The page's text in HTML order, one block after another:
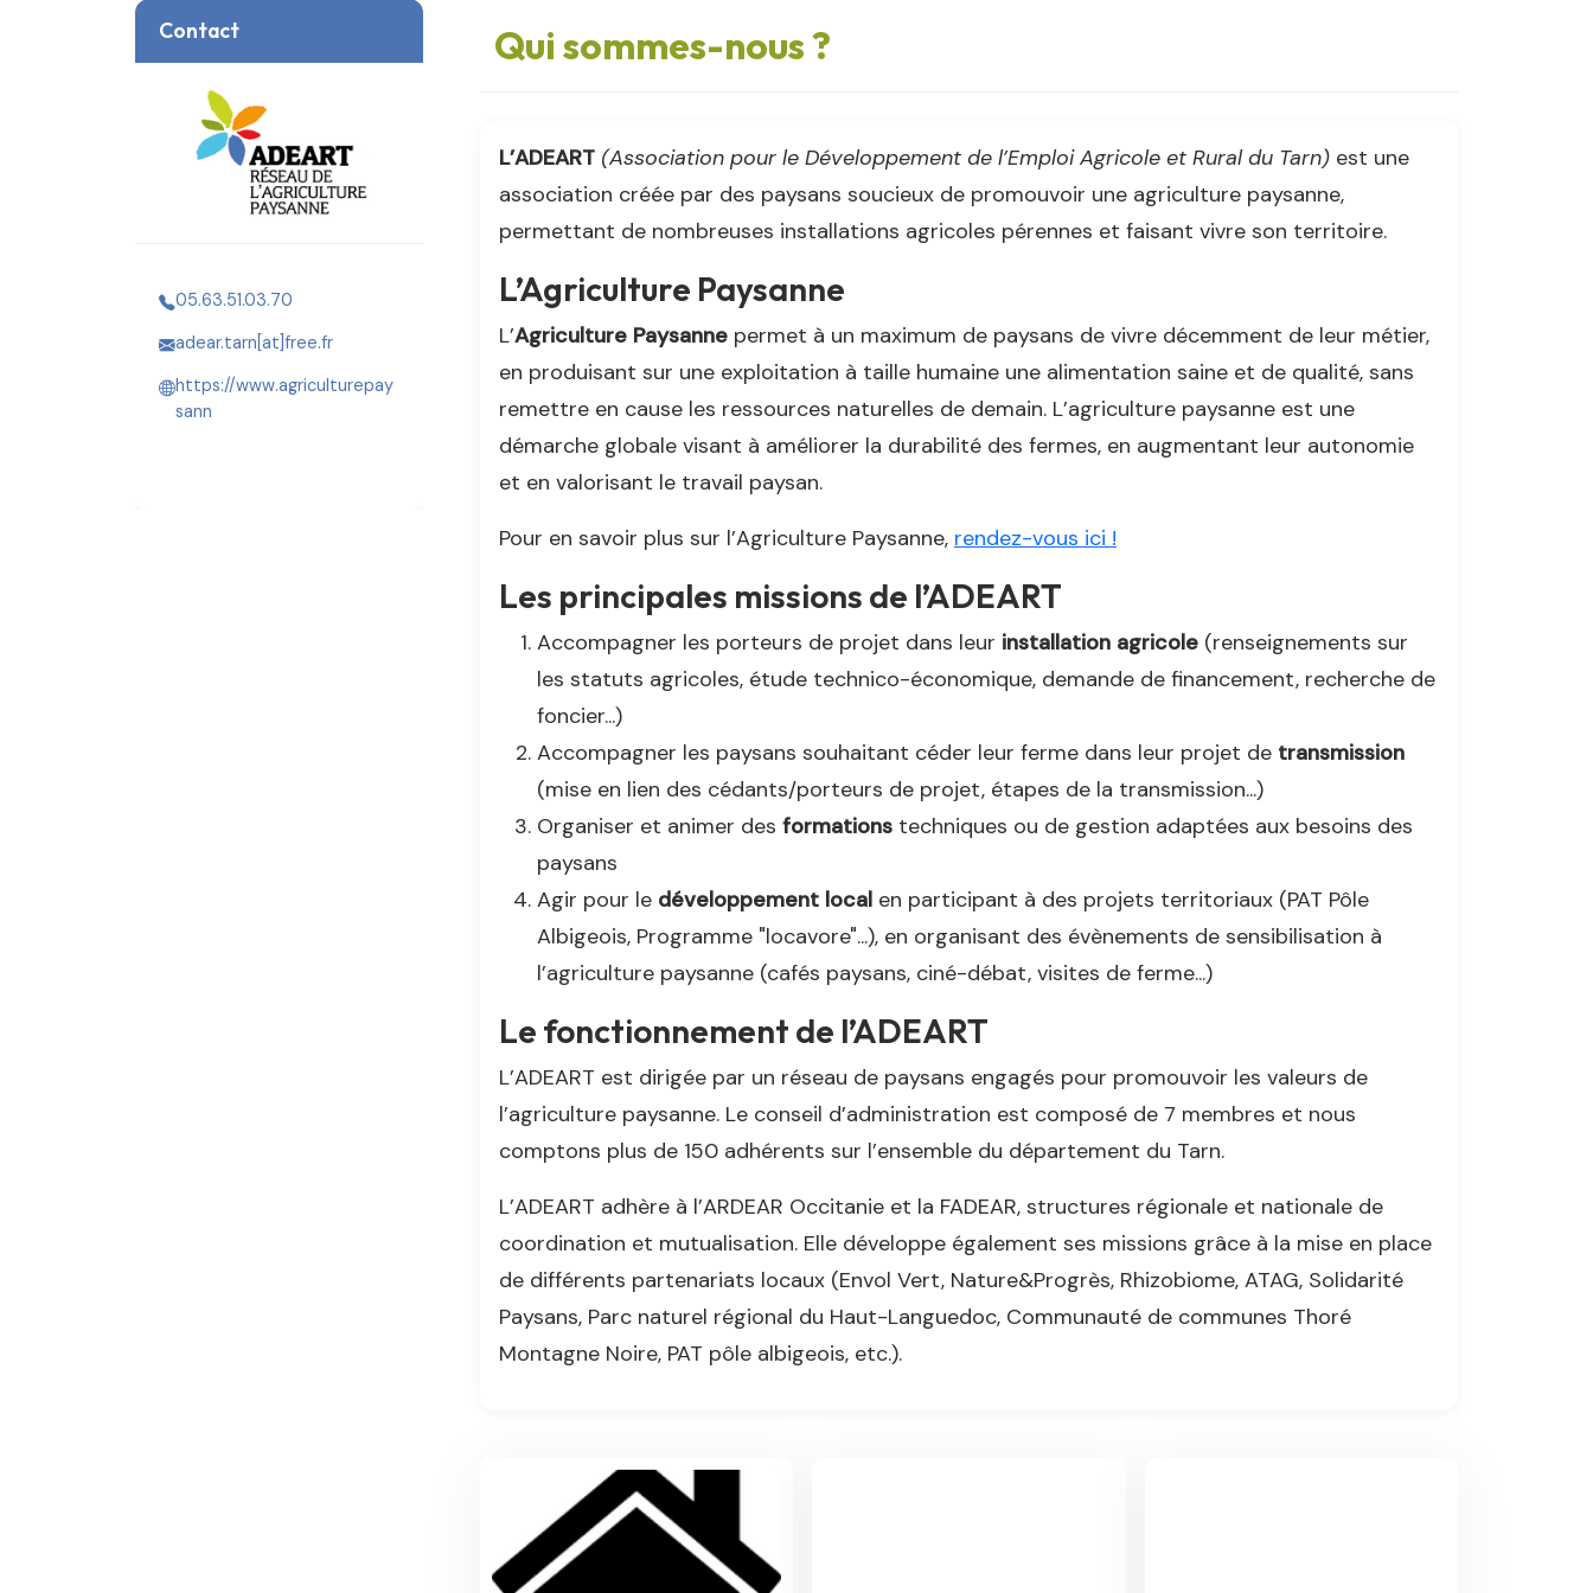
Contact
05.63.51.03.70
adear.tarn[at]free.fr
https://www.agriculturepay
sann
Qui sommes-nous ?
L’ADEART (Association pour le Développement de l’Emploi Agricole et Rural du Tarn) est une
association créée par des paysans soucieux de promouvoir une agriculture paysanne,
permettant de nombreuses installations agricoles pérennes et faisant vivre son territoire.
L’Agriculture Paysanne
L’Agriculture Paysanne permet à un maximum de paysans de vivre décemment de leur métier,
en produisant sur une exploitation à taille humaine une alimentation saine et de qualité, sans
remettre en cause les ressources naturelles de demain. L’agriculture paysanne est une
démarche globale visant à améliorer la durabilité des fermes, en augmentant leur autonomie
et en valorisant le travail paysan.
Pour en savoir plus sur l’Agriculture Paysanne, rendez-vous ici !
Les principales missions de l’ADEART
Accompagner les porteurs de projet dans leur installation agricole (renseignements sur
les statuts agricoles, étude technico-économique, demande de financement, recherche de
foncier...)
Accompagner les paysans souhaitant céder leur ferme dans leur projet de transmission
(mise en lien des cédants/porteurs de projet, étapes de la transmission...)
Organiser et animer des formations techniques ou de gestion adaptées aux besoins des
paysans
Agir pour le développement local en participant à des projets territoriaux (PAT Pôle
Albigeois, Programme "locavore"...), en organisant des évènements de sensibilisation à
l’agriculture paysanne (cafés paysans, ciné-débat, visites de ferme...)
Le fonctionnement de l’ADEART
L’ADEART est dirigée par un réseau de paysans engagés pour promouvoir les valeurs de
l’agriculture paysanne. Le conseil d’administration est composé de 7 membres et nous
comptons plus de 150 adhérents sur l’ensemble du département du Tarn.
L’ADEART adhère à l’ARDEAR Occitanie et la FADEAR, structures régionale et nationale de
coordination et mutualisation. Elle développe également ses missions grâce à la mise en place
de différents partenariats locaux (Envol Vert, Nature&Progrès, Rhizobiome, ATAG, Solidarité
Paysans, Parc naturel régional du Haut-Languedoc, Communauté de communes Thoré
Montagne Noire, PAT pôle albigeois, etc.).